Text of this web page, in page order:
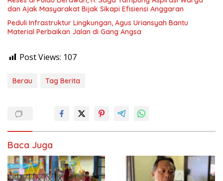
dan Ajak Masyarakat Bijak Sikapi Efisiensi Anggaran
Peduli Infrastruktur Lingkungan, Agus Uriansyah Bantu
Material Perbaikan Jalan di Gang Angsa
Post Views: 107
Berau Tag Berita
Baca Juga